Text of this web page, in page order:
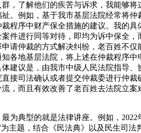
了解他们的疾苦与诉求，我能够将
。例如，基于我市基层法院经常将
序中财产保全措施的建议。我的具
件进行同等对待，即均为诉中保全
请仲裁的方式解决纠纷，老百姓不
地基层法院，将上述在仲裁程序
议是，由我市中级人民法院指导
接司法确认或者提交仲裁委进行仲
，而且有效改善了老百姓去法院立
典型的就是法律讲座。例如，2022
主题，结合《民法典》以及民生司